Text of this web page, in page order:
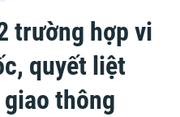
trường hợp vi
quyết liệt
thông